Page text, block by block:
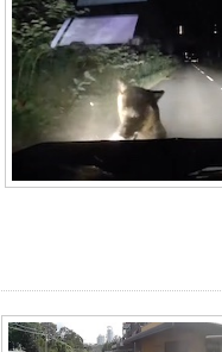
【画像】「異常独身男性」、トレ
グラドル山根千芽（36歳）の豊
【Xの車窓から】オービスかと
『君のことが大大大大大好きな
【ポロリ悲話】ネットで拡散し
【衝撃】「かわいい虫」ランキ
「アメリカのヤンキーがアジア
あっち系御用達で有名になった